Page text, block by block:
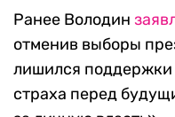
Ранее Володин
отменив выборы
лишился поддержки
страха перед